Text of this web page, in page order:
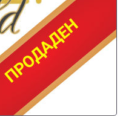
ПРОДАДЕН
ПРОДАДЕН